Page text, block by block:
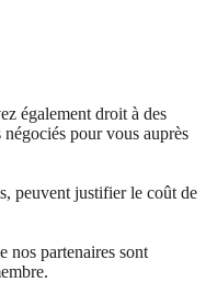
également droit à des
négociés pour vous auprès
peuvent justifier le coût de
nos partenaires sont